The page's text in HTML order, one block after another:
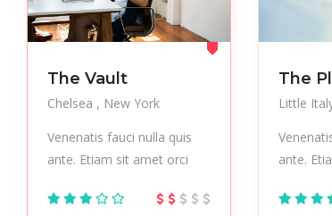
The Vault
Chelsea
New York
Venenatis fauci nulla quis
ante. Etiam sit amet orci
The
Little
ante.